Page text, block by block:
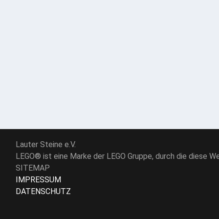
Lauter Steine e.V.
LEGO® ist eine Marke der LEGO Gruppe, durch die
SITEMAP
IMPRESSUM
DATENSCHUTZ